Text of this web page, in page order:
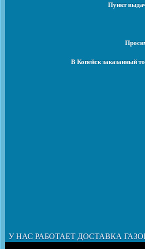
Пункт
В Копейск заказанный
У НАС РАБОТАЕТ ДОСТАВКА